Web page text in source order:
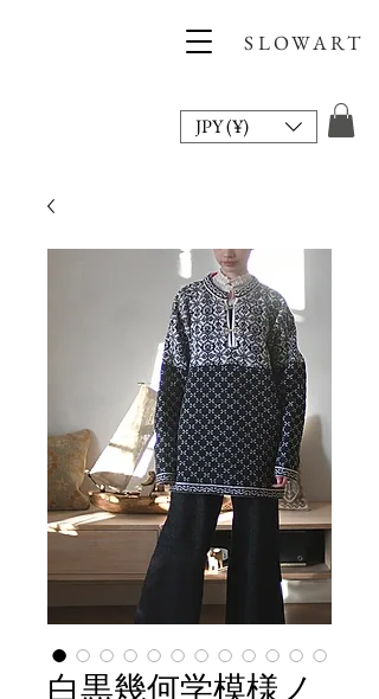
SLOWART
JPY (¥)
白黒幾何学模様ノ